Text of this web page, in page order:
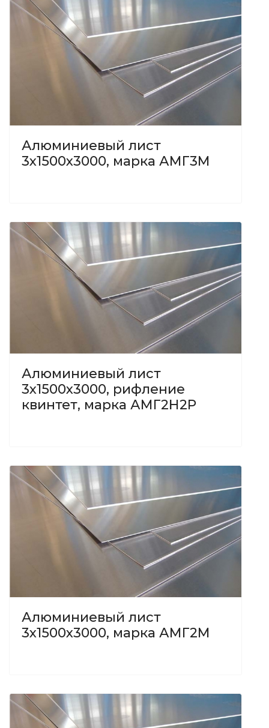
Алюминиевый лист
3х1500х3000, марка АМГ3М
Алюминиевый лист
3х1500х3000, рифление
квинтет, марка АМГ2Н2Р
Алюминиевый лист
3х1500х3000, марка АМГ2М